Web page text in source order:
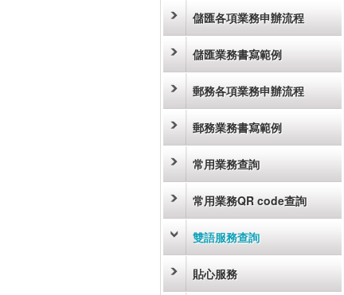
儲匯各項業務申辦流程
儲匯業務書寫範例
郵務各項業務申辦流程
郵務業務書寫範例
常用業務查詢
常用業務QR code查詢
雙語服務查詢
貼心服務